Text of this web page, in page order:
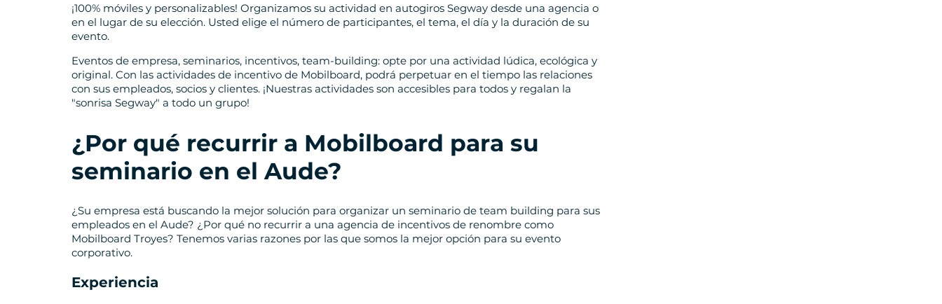
¡100% móviles y personalizables! Organizamos su actividad en autogiros Segway desde una agencia o
en el lugar de su elección. Usted elige el número de participantes, el tema, el día y la duración de su
evento.
Eventos de empresa, seminarios, incentivos, team-building: opte por una actividad lúdica, ecológica y
original. Con las actividades de incentivo de Mobilboard, podrá perpetuar en el tiempo las relaciones
con sus empleados, socios y clientes. ¡Nuestras actividades son accesibles para todos y regalan la
"sonrisa Segway" a todo un grupo!
¿Por qué recurrir a Mobilboard para su
seminario en el Aude?
¿Su empresa está buscando la mejor solución para organizar un seminario de team building para sus
empleados en el Aude? ¿Por qué no recurrir a una agencia de incentivos de renombre como
Mobilboard Troyes? Tenemos varias razones por las que somos la mejor opción para su evento
corporativo.
Experiencia